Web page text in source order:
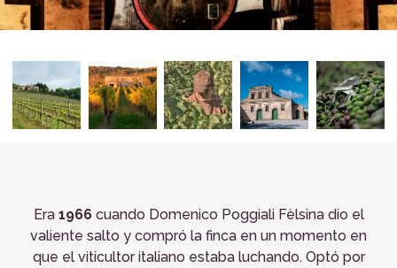
Era1966cuando Domenico Poggiali Fèlsina dio el
valiente salto y compró la finca en un momento en
que el viticultor italiano estaba luchando. Optó por